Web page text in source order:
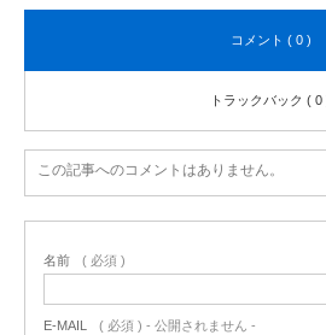
コメント ( 0 )
トラックバック ( 0
この記事へのコメントはありません。
名前 ( 必須 )
E-MAIL ( 必須 ) - 公開されません -